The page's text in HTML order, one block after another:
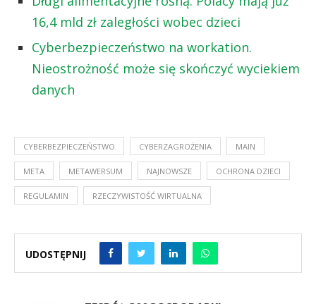
16,4 mld zł zaległości wobec dzieci
Cyberbezpieczeństwo na workation.
Nieostrożność może się skończyć wyciekiem
danych
CYBERBEZPIECZEŃSTWO CYBERZAGROŻENIA MAIN
META METAWERSUM NAJNOWSZE OCHRONA DZIECI
REGULAMIN RZECZYWISTOŚĆ WIRTUALNA
UDOSTĘPNIJ